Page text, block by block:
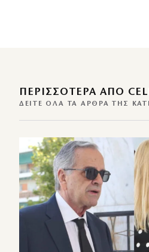
ΠΕΡΙΣΣΌΤΕΡΑ ΑΠΌ
ΔΕΊΤΕ ΌΛΑ ΤΑ ΆΡΘΡΑ ΤΗΣ